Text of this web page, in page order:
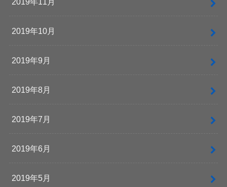
2019年10月
2019年9月
2019年8月
2019年7月
2019年6月
2019年5月